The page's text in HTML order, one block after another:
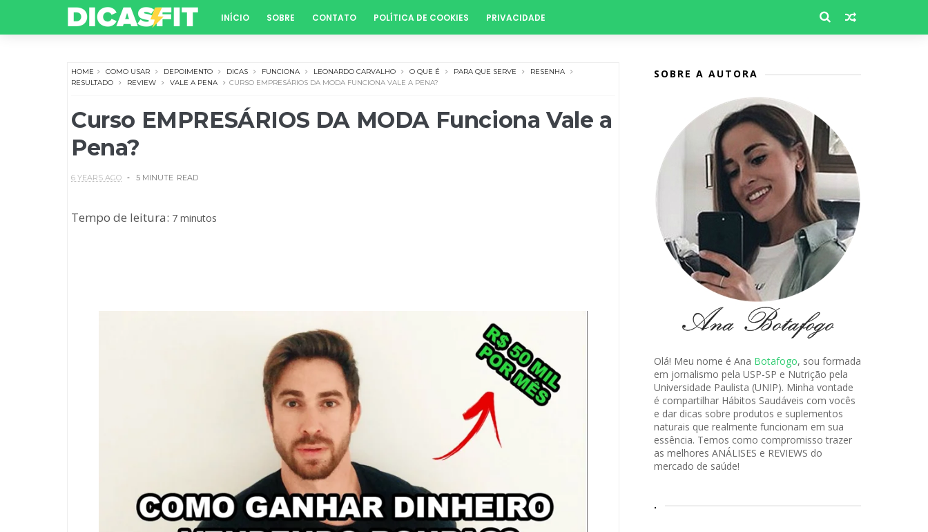
INÍCIO SOBRE CONTATO POLÍTICA DE COOKIES PRIVACIDADE
HOME COMO USAR DEPOIMENTO DICAS FUNCIONA LEONARDO CARVALHO O QUE É PARA QUE SERVE
RESENHA
RESULTADO
REVIEW VALE A PENA CURSO EMPRESÁRIOS DA MODA FUNCIONA VALE A PENA?
Curso EMPRESÁRIOS DA MODA Funciona Vale a
Pena?
6 YEARS AGO 5 MINUTE READ
Tempo de leitura: 7 minutos
SOBRE A AUTORA
Olá! Meu nome é Ana Botafogo, sou formada
em jornalismo pela USP-SP e Nutrição pela
Universidade Paulista (UNIP). Minha vontade
é compartilhar Hábitos Saudáveis com vocês
e dar dicas sobre produtos e suplementos
naturais que realmente funcionam em sua
essência. Temos como compromisso trazer
as melhores ANÁLISES e REVIEWS do
mercado de saúde!
.